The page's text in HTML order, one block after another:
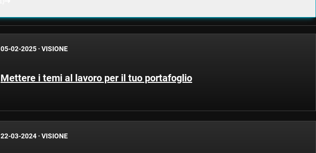
05-02-2025 · VISIONE
Mettere i temi al lavoro per il tuo portafoglio
22-03-2024 · VISIONE